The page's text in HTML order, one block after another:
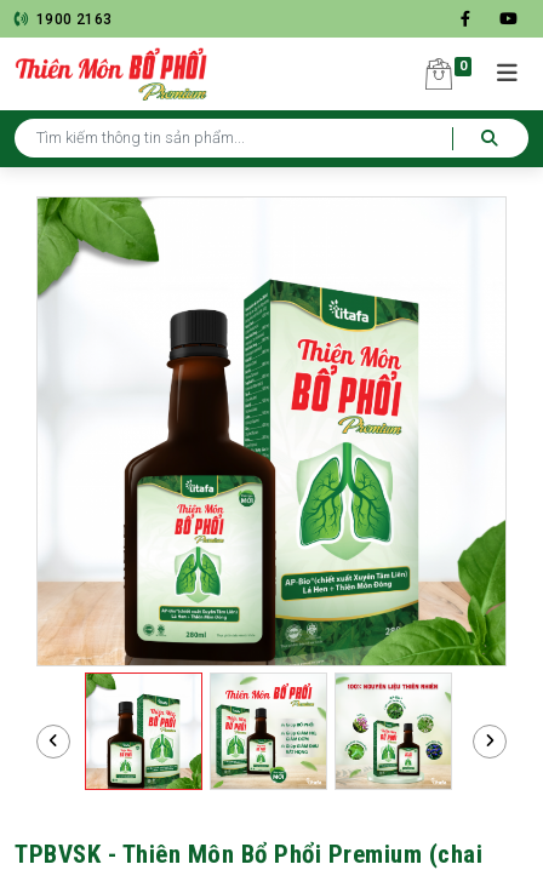
1900 2163
0
TPBVSK - Thiên Môn Bổ Phổi Premium (chai